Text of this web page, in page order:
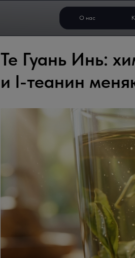
О нас
Те Гуань Инь:
и l-теанин